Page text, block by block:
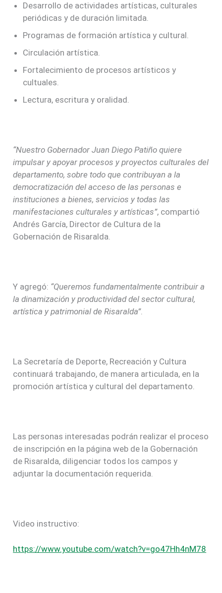
Desarrollo de actividades artísticas, culturales
periódicas y de duración limitada.
Programas de formación artística y cultural.
Circulación artística.
Fortalecimiento de procesos artísticos y
cultuales.
Lectura, escritura y oralidad.
“Nuestro Gobernador Juan Diego Patiño quiere
impulsar y apoyar procesos y proyectos culturales del
departamento, sobre todo que contribuyan a la
democratización del acceso de las personas e
instituciones a bienes, servicios y todas las
manifestaciones culturales y artísticas”, compartió
Andrés García, Director de Cultura de la
Gobernación de Risaralda.
Y agregó: “Queremos fundamentalmente contribuir a
la dinamización y productividad del sector cultural,
artística y patrimonial de Risaralda”.
La Secretaría de Deporte, Recreación y Cultura
continuará trabajando, de manera articulada, en la
promoción artística y cultural del departamento.
Las personas interesadas podrán realizar el proceso
de inscripción en la página web de la Gobernación
de Risaralda, diligenciar todos los campos y
adjuntar la documentación requerida.
Video instructivo:
https://www.youtube.com/watch?v=go47Hh4nM78